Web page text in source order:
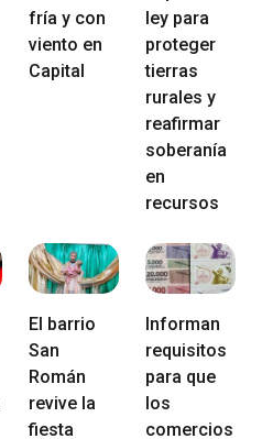
fría y con
viento en
Capital
ley para
proteger
tierras
rurales y
reafirmar
soberanía
en
recursos
El barrio
San
Román
revive la
fiesta
Informan
requisitos
para que
los
comercios